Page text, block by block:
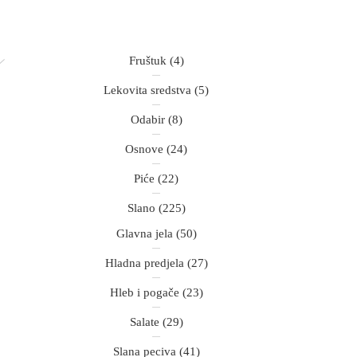
Fruštuk (4)
Lekovita sredstva (5)
Odabir(8)
Osnove (24)
Piće (22)
Slano (225)
Glavna jela (50)
Hladna predjela (27)
Hleb i pogače (23)
Salate (29)
Slana peciva (41)